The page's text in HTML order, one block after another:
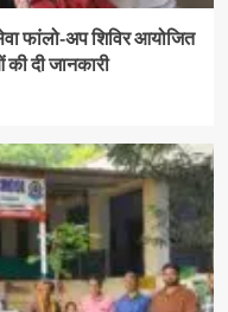
फांलो-अप शिविर आयोजित
दी जानकारी